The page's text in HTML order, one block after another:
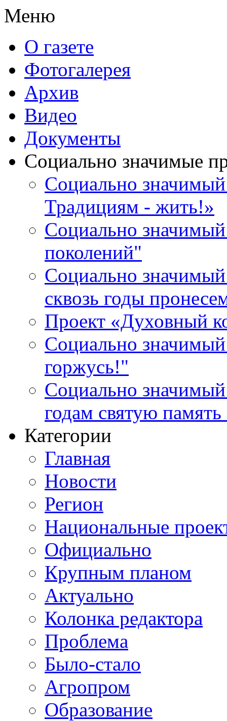
Меню
О газете
Фотогалерея
Архив
Видео
Документы
Социально значимые
Социально
Традициям - жить!»
Социально значимый
поколений"
Социально
сквозь годы
Проект «Духовный
Социально
горжусь!"
Социально
годам святую
Категории
Главная
Новости
Регион
Национальные
Официально
Крупным планом
Актуально
Колонка редактора
Проблема
Было-стало
Агропром
Образование